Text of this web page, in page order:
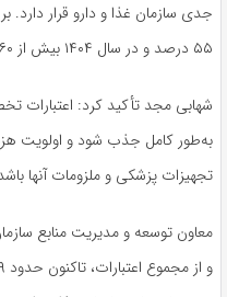
۵۵ درصد و در سال ۱۴۰۴ بیش از ۶۰ درصد از این بدهی‌ها تسویه شده است.
شهابی مجد تأکید کرد: اعتبارات
به‌طور کامل جذب شود و اولویت
تجهیزات پزشکی و ملزومات آنها
معاون توسعه و مدیریت منابع